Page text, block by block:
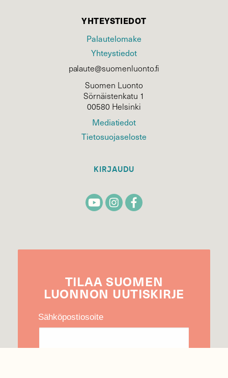
YHTEYSTIEDOT
Palautelomake
Yhteystiedot
palaute@suomenluonto.fi
Suomen Luonto
Sörnäistenkatu 1
00580 Helsinki
Mediatiedot
Tietosuojaseloste
KIRJAUDU
TILAA SUOMEN
LUONNON UUTIS­KIRJE
Sähköpostiosoite